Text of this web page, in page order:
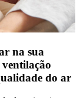
na sua
do ar